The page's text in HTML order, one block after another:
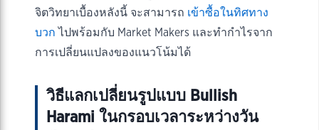
จิตวิทยาเบื้องหลังนี้ จะสามารถ เข้าซื้อในทิศทาง
บวก ไปพร้อมกับ Market Makers และทำกำไรจาก
การเปลี่ยนแปลงของแนวโน้มได้
วิธีแลกเปลี่ยนรูปแบบ Bullish
Harami ในกรอบเวลาระหว่างวัน